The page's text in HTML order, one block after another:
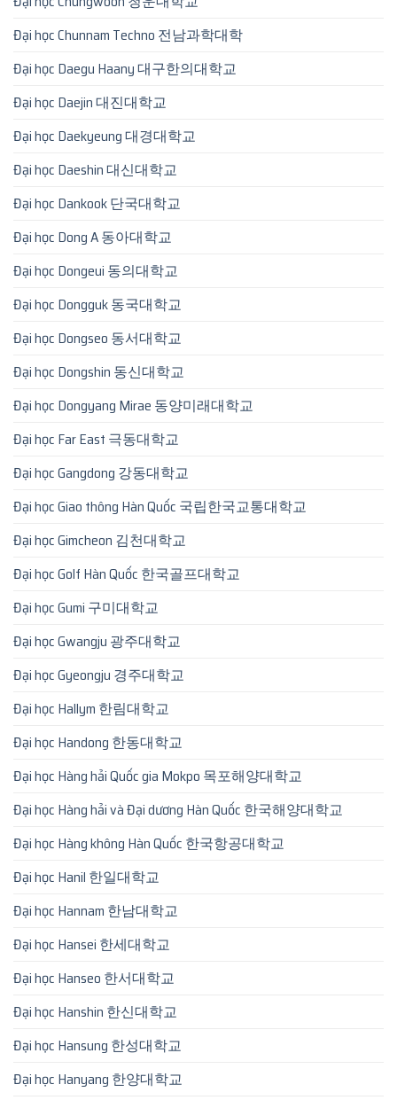
Đại học Chunnam Techno 전남과학대학
Đại học Daegu Haany 대구한의대학교
Đại học Daejin 대진대학교
Đại học Daekyeung 대경대학교
Đại học Daeshin 대신대학교
Đại học Dankook 단국대학교
Đại học Dong A 동아대학교
Đại học Dongeui 동의대학교
Đại học Dongguk 동국대학교
Đại học Dongseo 동서대학교
Đại học Dongshin 동신대학교
Đại học Dongyang Mirae 동양미래대학교
Đại học Far East 극동대학교
Đại học Gangdong 강동대학교
Đại học Giao thông Hàn Quốc 국립한국교통대학교
Đại học Gimcheon 김천대학교
Đại học Golf Hàn Quốc 한국골프대학교
Đại học Gumi 구미대학교
Đại học Gwangju 광주대학교
Đại học Gyeongju 경주대학교
Đại học Hallym 한림대학교
Đại học Handong 한동대학교
Đại học Hàng hải Quốc gia Mokpo 목포해양대학교
Đại học Hàng hải và Đại dương Hàn Quốc 한국해양대학교
Đại học Hàng không Hàn Quốc 한국항공대학교
Đại học Hanil 한일대학교
Đại học Hannam 한남대학교
Đại học Hansei 한세대학교
Đại học Hanseo 한서대학교
Đại học Hanshin 한신대학교
Đại học Hansung 한성대학교
Đại học Hanyang 한양대학교